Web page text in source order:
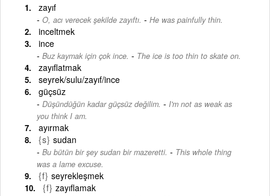
zayıf
O, acı verecek şekilde zayıftı. - He was painfully thin.
inceltmek
ince
Buz kaymak için çok ince. - The ice is too thin to skate on.
zayıflatmak
seyrek/sulu/zayıf/ince
güçsüz
Düşündüğün kadar güçsüz değilim. - I'm not as weak as
you think I am.
ayırmak
{s} sudan
Bu bütün bir şey sudan bir mazeretti. - This whole thing
was a lame excuse.
{f} seyrekleşmek
{f} zayıflamak